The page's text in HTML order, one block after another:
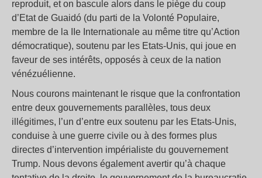
reproduit, et on bascule alors dans le piège du coup
d’Etat de Guaidó (du parti de la Volonté Populaire,
membre de la IIe Internationale au même titre qu’Action
démocratique), soutenu par les Etats-Unis, qui joue en
faveur de ses intérêts, opposés à ceux de la nation
vénézuélienne.
Nous courons maintenant le risque que la confrontation
entre deux gouvernements parallèles, tous deux
illégitimes, l’un d’entre eux soutenu par les Etats-Unis,
conduise à une guerre civile ou à des formes plus
directes d’intervention impérialiste du gouvernement
Trump. Nous devons également avertir qu’à chaque